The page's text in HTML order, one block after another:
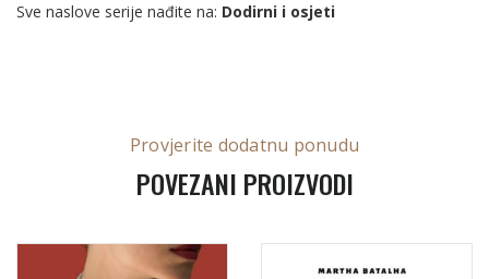
Sve naslove serije nađite na: Dodirni i osjeti
Provjerite dodatnu ponudu
POVEZANI PROIZVODI